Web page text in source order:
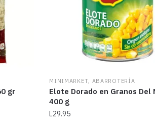
gr
MINIMARKET, ABARROTERÍA
Elote Dorado en Granos Del
400 g
L29.95